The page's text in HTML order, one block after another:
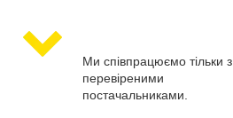
Ми співпрацюємо тільки з
перевіреними
постачальниками.